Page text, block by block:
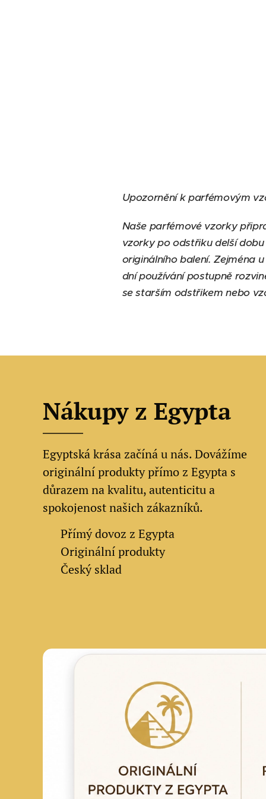
Upozornění k parfémovým
Naše parfémové vzorky
vzorky po odstřiku delší
originálního balení. Zejména
dní používání postupně
se starším odstřikem nebo
Nákupy z Egypta
Egyptská krása začíná u nás. Dovážíme
originální produkty přímo z Egypta s
důrazem na kvalitu, autenticitu a
spokojenost našich zákazníků.
Přímý dovoz z Egypta
Originální produkty
✔ Český sklad